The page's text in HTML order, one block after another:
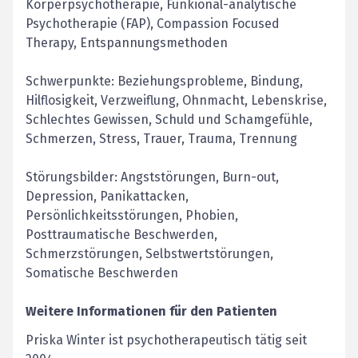
Körperpsychotherapie, Funkional-analytische
Psychotherapie (FAP), Compassion Focused
Therapy, Entspannungsmethoden
Schwerpunkte: Beziehungsprobleme, Bindung,
Hilflosigkeit, Verzweiflung, Ohnmacht, Lebenskrise,
Schlechtes Gewissen, Schuld und Schamgefühle,
Schmerzen, Stress, Trauer, Trauma, Trennung
Störungsbilder: Angststörungen, Burn-out,
Depression, Panikattacken,
Persönlichkeitsstörungen, Phobien,
Posttraumatische Beschwerden,
Schmerzstörungen, Selbstwertstörungen,
Somatische Beschwerden
Weitere Informationen für den Patienten
Priska Winter ist psychotherapeutisch tätig seit